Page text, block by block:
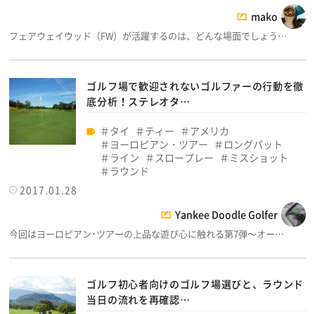
mako
フェアウェイウッド（FW）が活躍するのは、どんな場面でしょう…
ゴルフ場で歓迎されないゴルファーの行動を徹
底分析！ステレオタ…
タイ ティー
アメリカ
ヨーロピアン・ツアー
ロングパット
ライン
スロープレー
ミスショット
ラウンド
2017.01.28
Yankee Doodle Golfer
今回はヨーロピアン･ツアーの上品な遊び心に触れる第7弾～オー…
ゴルフ初心者向けのゴルフ場選びと、ラウンド
当日の流れを再確認…